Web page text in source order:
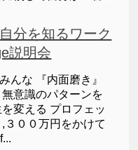
分を知るワーク
説明会
んな 『内面磨き』
意識のパターンを
変える プロフェッ
３００万円をかけて